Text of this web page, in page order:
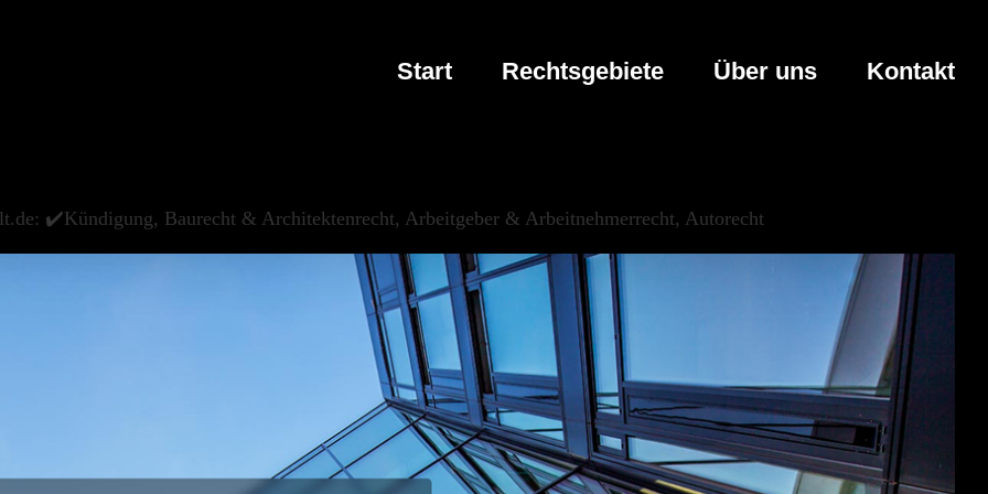
Start Rechtsgebiete Über uns Kontakt
✔️Kündigung, Baurecht & Architektenrecht, Arbeitgeber & Arbeitnehmerrecht, Autorecht